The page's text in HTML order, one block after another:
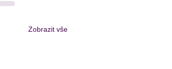
Zobrazit vše